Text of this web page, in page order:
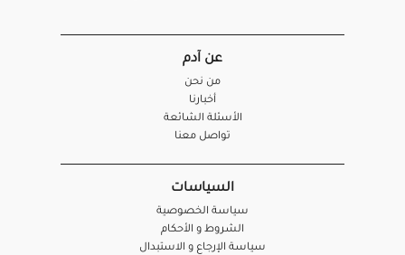
عن آدم
من نحن
أخبارنا
الأسئلة الشائعة
تواصل معنا
السياسات
سياسة الخصوصية
الشروط و الأحكام
سياسة الإرجاع و الاستبدال